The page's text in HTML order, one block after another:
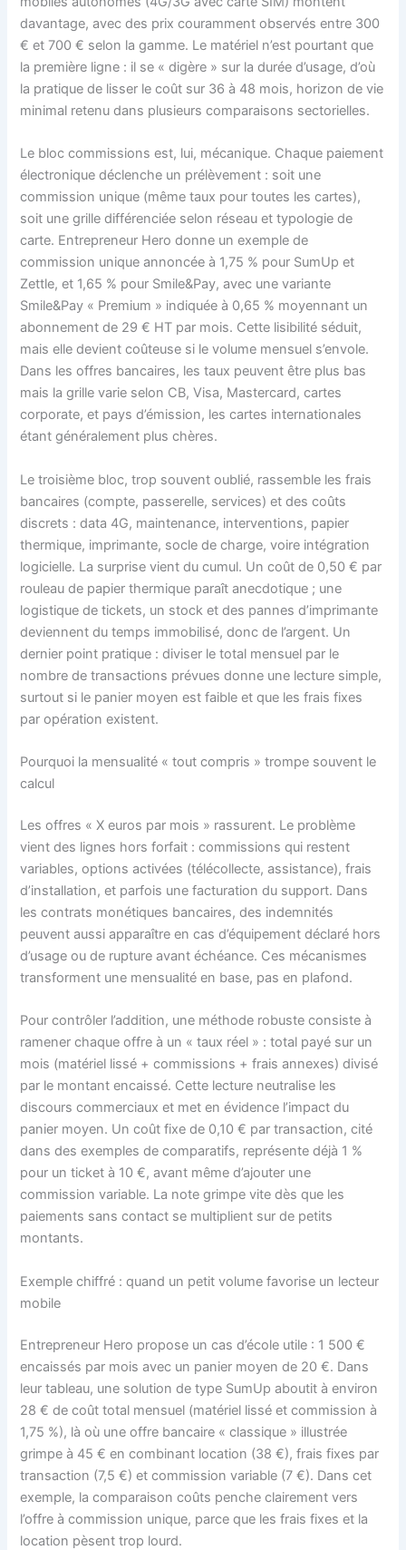
davantage, avec des prix couramment observés entre 300
€ et 700 € selon la gamme. Le matériel n’est pourtant que
la première ligne : il se « digère » sur la durée d’usage, d’où
la pratique de lisser le coût sur 36 à 48 mois, horizon de vie
minimal retenu dans plusieurs comparaisons sectorielles.
Le bloc commissions est, lui, mécanique. Chaque paiement
électronique déclenche un prélèvement : soit une
commission unique (même taux pour toutes les cartes),
soit une grille différenciée selon réseau et typologie de
carte. Entrepreneur Hero donne un exemple de
commission unique annoncée à 1,75 % pour SumUp et
Zettle, et 1,65 % pour Smile&Pay, avec une variante
Smile&Pay « Premium » indiquée à 0,65 % moyennant un
abonnement de 29 € HT par mois. Cette lisibilité séduit,
mais elle devient coûteuse si le volume mensuel s’envole.
Dans les offres bancaires, les taux peuvent être plus bas
mais la grille varie selon CB, Visa, Mastercard, cartes
corporate, et pays d’émission, les cartes internationales
étant généralement plus chères.
Le troisième bloc, trop souvent oublié, rassemble les frais
bancaires (compte, passerelle, services) et des coûts
discrets : data 4G, maintenance, interventions, papier
thermique, imprimante, socle de charge, voire intégration
logicielle. La surprise vient du cumul. Un coût de 0,50 € par
rouleau de papier thermique paraît anecdotique ; une
logistique de tickets, un stock et des pannes d’imprimante
deviennent du temps immobilisé, donc de l’argent. Un
dernier point pratique : diviser le total mensuel par le
nombre de transactions prévues donne une lecture simple,
surtout si le panier moyen est faible et que les frais fixes
par opération existent.
Pourquoi la mensualité « tout compris » trompe souvent le
calcul
Les offres « X euros par mois » rassurent. Le problème
vient des lignes hors forfait : commissions qui restent
variables, options activées (télécollecte, assistance), frais
d’installation, et parfois une facturation du support. Dans
les contrats monétiques bancaires, des indemnités
peuvent aussi apparaître en cas d’équipement déclaré hors
d’usage ou de rupture avant échéance. Ces mécanismes
transforment une mensualité en base, pas en plafond.
Pour contrôler l’addition, une méthode robuste consiste à
ramener chaque offre à un « taux réel » : total payé sur un
mois (matériel lissé + commissions + frais annexes) divisé
par le montant encaissé. Cette lecture neutralise les
discours commerciaux et met en évidence l’impact du
panier moyen. Un coût fixe de 0,10 € par transaction, cité
dans des exemples de comparatifs, représente déjà 1 %
pour un ticket à 10 €, avant même d’ajouter une
commission variable. La note grimpe vite dès que les
paiements sans contact se multiplient sur de petits
montants.
Exemple chiffré : quand un petit volume favorise un lecteur
mobile
Entrepreneur Hero propose un cas d’école utile : 1 500 €
encaissés par mois avec un panier moyen de 20 €. Dans
leur tableau, une solution de type SumUp aboutit à environ
28 € de coût total mensuel (matériel lissé et commission à
1,75 %), là où une offre bancaire « classique » illustrée
grimpe à 45 € en combinant location (38 €), frais fixes par
transaction (7,5 €) et commission variable (7 €). Dans cet
exemple, la comparaison coûts penche clairement vers
l’offre à commission unique, parce que les frais fixes et la
location pèsent trop lourd.